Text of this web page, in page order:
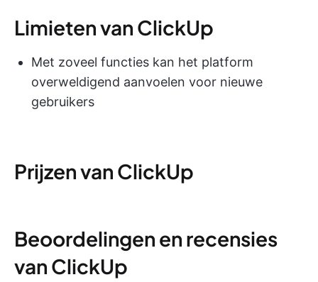
Limieten van ClickUp
Met zoveel functies kan het platform
overweldigend aanvoelen voor nieuwe
gebruikers
Prijzen van ClickUp
Beoordelingen en recensies
van ClickUp